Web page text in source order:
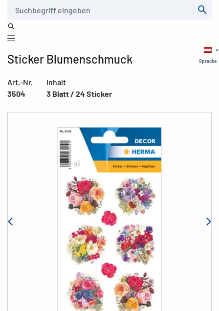
Sprache
Sticker Blumenschmuck
Art.-Nr.
3504
Inhalt
3 Blatt / 24 Sticker